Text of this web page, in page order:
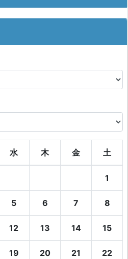
水 木 金 土
1
5 6 7 8
12 13 14 15
19 20 21 22